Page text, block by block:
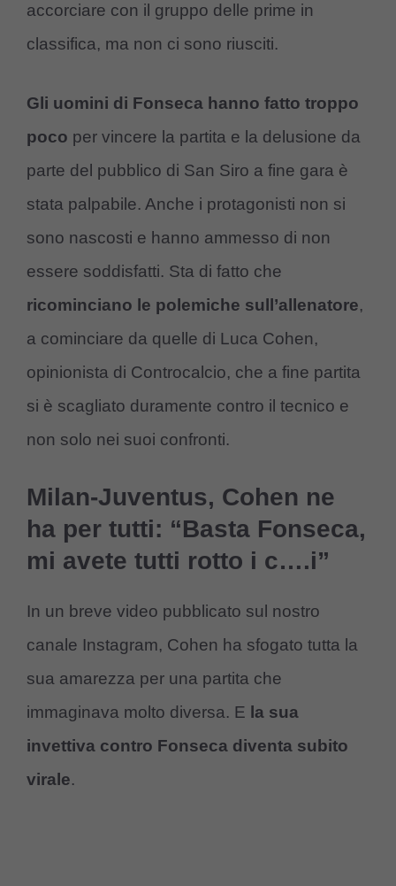
accorciare con il gruppo delle prime in
classifica, ma non ci sono riusciti.
Gli uomini di Fonseca hanno fatto troppo
poco per vincere la partita e la delusione da
parte del pubblico di San Siro a fine gara è
stata palpabile. Anche i protagonisti non si
sono nascosti e hanno ammesso di non
essere soddisfatti. Sta di fatto che
ricominciano le polemiche sull’allenatore,
a cominciare da quelle di Luca Cohen,
opinionista di Controcalcio, che a fine partita
si è scagliato duramente contro il tecnico e
non solo nei suoi confronti.
Milan-Juventus, Cohen ne
ha per tutti: “Basta Fonseca,
mi avete tutti rotto i c….i”
In un breve video pubblicato sul nostro
canale Instagram, Cohen ha sfogato tutta la
sua amarezza per una partita che
immaginava molto diversa. E la sua
invettiva contro Fonseca diventa subito
virale.